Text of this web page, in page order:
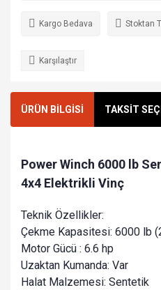
Kargo Bedava Stoktan
Karşılaştır
ÜRÜN BİLGİSİ TAKSİT
Power Winch 6000 lb
4x4 Elektrikli Vinç
Teknik Özellikler:
Çekme Kapasitesi: 6000 lb
Motor Gücü : 6.6 hp
Uzaktan Kumanda: Var
Halat Malzemesi: Sentetik